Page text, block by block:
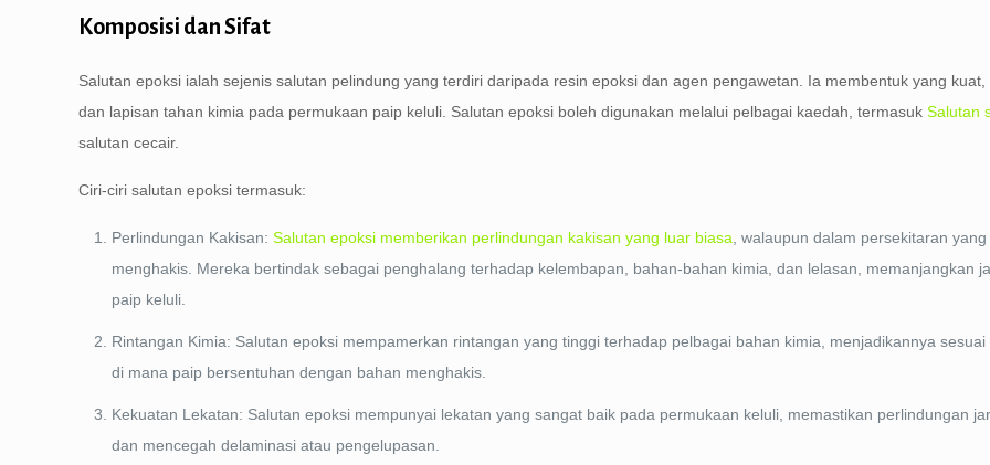
Komposisi dan Sifat
Salutan epoksi ialah sejenis salutan pelindung yang terdiri daripada resin epoksi dan agen pengawetan. Ia membentuk yang kuat,
dan lapisan tahan kimia pada permukaan paip keluli. Salutan epoksi boleh digunakan melalui pelbagai kaedah, termasukSalutan
salutan cecair.
Ciri-ciri salutan epoksi termasuk:
Perlindungan Kakisan:Salutan epoksi memberikan perlindungan kakisan yang luar biasa, walaupun dalam persekitaran
menghakis. Mereka bertindak sebagai penghalang terhadap kelembapan, bahan-bahan kimia, dan lelasan, memanjangkan
paip keluli.
Rintangan Kimia: Salutan epoksi mempamerkan rintangan yang tinggi terhadap pelbagai bahan kimia, menjadikannya
di mana paip bersentuhan dengan bahan menghakis.
Kekuatan Lekatan: Salutan epoksi mempunyai lekatan yang sangat baik pada permukaan keluli, memastikan perlindungan
dan mencegah delaminasi atau pengelupasan.